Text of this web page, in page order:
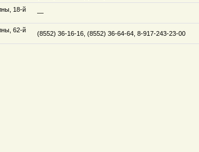
18-й
—
62-й
(8552) 36-16-16, (8552) 36-64-64, 8-917-243-23-00